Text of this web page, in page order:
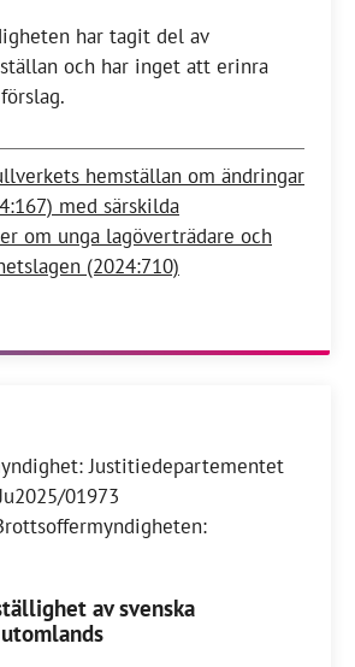
har tagit del av
och har inget att erinra
hemställan om ändringar
med särskilda
om unga lagöverträdare och
(2024:710)
Justitiedepartementet
01973
av svenska